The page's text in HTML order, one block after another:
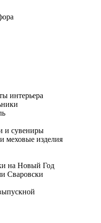
интерьера
и сувениры
меховые изделия
на Новый Год
Сваровски